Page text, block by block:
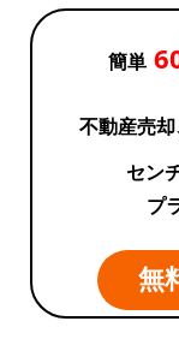
簡単
不動産売
セン
プ
無